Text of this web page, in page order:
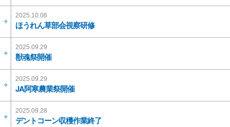
2025.10.06
ほうれん草部会視察研修
2025.09.29
獣魂祭開催
2025.09.29
JA阿寒農業祭開催
2025.09.28
デントコーン収穫作業終了